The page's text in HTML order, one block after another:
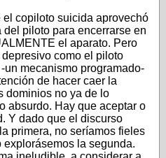
copiloto suicida aprovechó
del piloto para encerrarse en
el aparato. Pero
como el piloto
un mecanismo programado-
de hacer caer la
dominios no ya de lo
absurdo. Hay que aceptar o
Y dado que el discurso
primera, no seríamos fieles
la segunda.